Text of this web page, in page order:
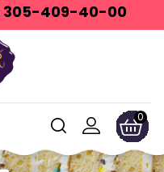
305-409-40-00
0